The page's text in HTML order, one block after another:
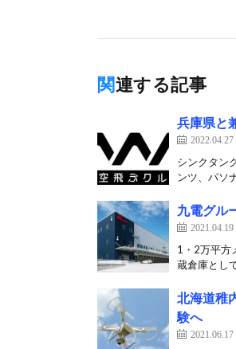
関連する記事
兵庫県と
2022.04.27
シンクタン
ンツ、パソ
九電グル
2021.04.19
1・2万平方
蔵倉庫とし
北海道稚
験へ
2021.06.17